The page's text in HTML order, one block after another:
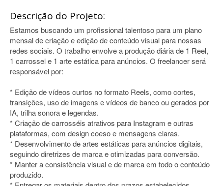
Descrição do Projeto:
Estamos buscando um profissional talentoso para um plano
mensal de criação e edição de conteúdo visual para nossas
redes sociais. O trabalho envolve a produção diária de 1 Reel,
1 carrossel e 1 arte estática para anúncios. O freelancer será
responsável por:
* Edição de vídeos curtos no formato Reels, como cortes,
transições, uso de imagens e vídeos de banco ou gerados por
IA, trilha sonora e legendas.
* Criação de carrosséis atrativos para Instagram e outras
plataformas, com design coeso e mensagens claras.
* Desenvolvimento de artes estáticas para anúncios digitais,
seguindo diretrizes de marca e otimizadas para conversão.
* Manter a consistência visual e de marca em todo o conteúdo
produzido.